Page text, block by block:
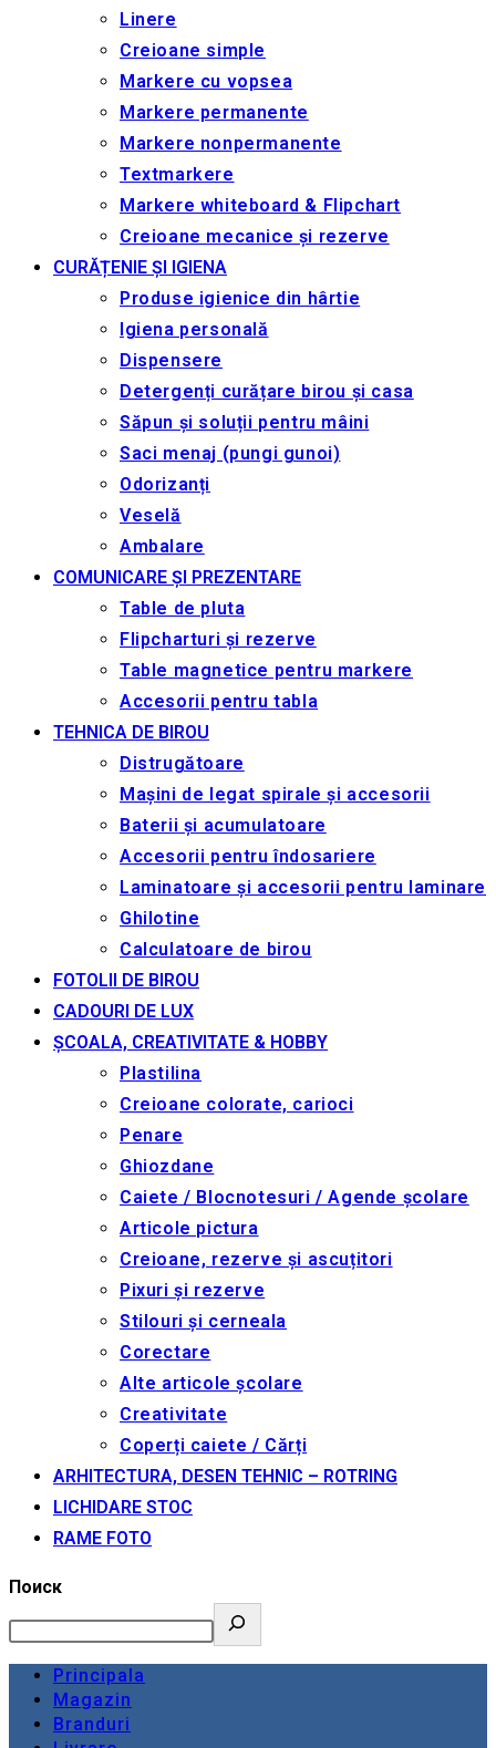
Linere
Creioane simple
Markere cu vopsea
Markere permanente
Markere nonpermanente
Textmarkere
Markere whiteboard & Flipchart
Creioane mecanice și rezerve
CURĂȚENIE ȘI IGIENA
Produse igienice din hârtie
Igiena personală
Dispensere
Detergenți curățare birou și casa
Săpun și soluții pentru mâini
Saci menaj (pungi gunoi)
Odorizanți
Veselă
Ambalare
COMUNICARE ȘI PREZENTARE
Table de pluta
Flipcharturi și rezerve
Table magnetice pentru markere
Accesorii pentru tabla
TEHNICA DE BIROU
Distrugătoare
Mașini de legat spirale și accesorii
Baterii și acumulatoare
Accesorii pentru îndosariere
Laminatoare și accesorii pentru laminare
Ghilotine
Calculatoare de birou
FOTOLII DE BIROU
CADOURI DE LUX
ȘCOALA, CREATIVITATE & HOBBY
Plastilina
Creioane colorate, carioci
Penare
Ghiozdane
Caiete / Blocnotesuri / Agende școlare
Articole pictura
Creioane, rezerve și ascuțitori
Pixuri și rezerve
Stilouri și cerneala
Corectare
Alte articole școlare
Creativitate
Coperți caiete / Cărți
ARHITECTURA, DESEN TEHNIC – ROTRING
LICHIDARE STOC
RAME FOTO
Поиск
Principala
Magazin
Branduri